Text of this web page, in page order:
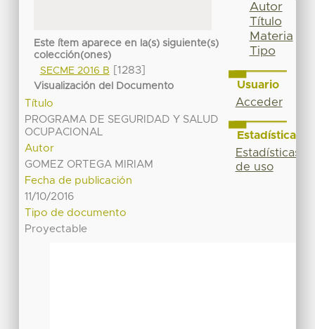
Este ítem aparece en la(s) siguiente(s)
colección(ones)
SECME 2016 B
[1283]
Visualización del Documento
Título
PROGRAMA DE SEGURIDAD Y SALUD
OCUPACIONAL
Autor
GOMEZ ORTEGA MIRIAM
Fecha de publicación
11/10/2016
Tipo de documento
Proyectable
Autor
Título
Materia
Tipo
Usuario
Acceder
Estadísticas
Estadísticas
de uso